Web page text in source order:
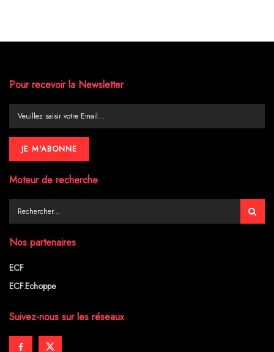
Pour recevoir la Newsletter
Moteur de recherche
Nos partenaires
ECF
ECF.Echoppe
Suivez-nous sur les réseaux